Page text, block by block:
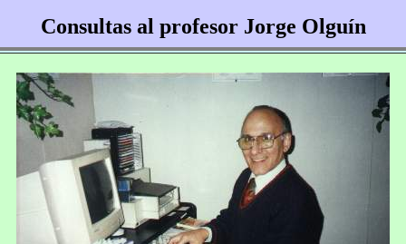
Consultas al profesor Jorge Olguín